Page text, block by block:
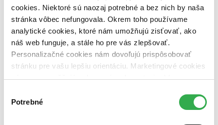
cookies. Niektoré sú naozaj potrebné a bez nich by naša
stránka vôbec nefungovala. Okrem toho používame
analytické cookies, ktoré nám umožňujú zisťovať, ako
náš web funguje, a stále ho pre vás zlepšovať.
Personalizačné cookies nám dovoľujú prispôsobovať
stránku pre vašu lepšiu orientáciu. Marketingové cookies
nám zas umožňujú zobrazenie relevantnej reklamy.
nám pomohlo, keby sme mohli používať všetky tieto
súhlasu
Potrebné
Bestsellery
Top hodnotené
Novinky
Najdrahšie
Najlacnejšie
Najvyššia zľava
Zrušiť filtre
Vydavateľstvo Svoboda